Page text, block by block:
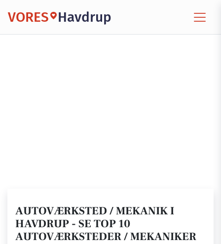
VORES Havdrup
AUTOVÆRKSTED / MEKANIK I
HAVDRUP - SE TOP 10
AUTOVÆRKSTEDER / MEKANIKER